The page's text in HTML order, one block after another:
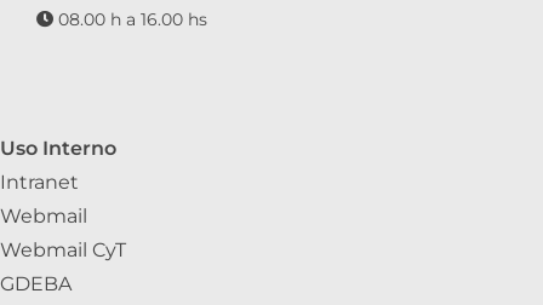
08.00 hs a 19.00 hs
CAMPUS TECNOLÓGICO
Camino Parque Centenario e/ 505 y 508 CP 1897 –